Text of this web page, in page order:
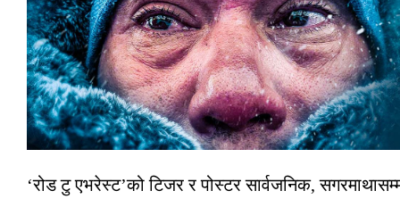
‘रोड टु एभरेस्ट’को टिजर र पोस्टर सार्वजनिक,